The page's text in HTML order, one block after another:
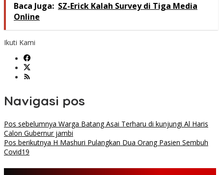
Baca Juga: SZ-Erick Kalah Survey di Tiga Media
Online
Ikuti Kami
Navigasi pos
Pos sebelumnya Warga Batang Asai Terharu di kunjungi Al Haris
Calon Gubernur jambi
Pos berikutnya H Mashuri Pulangkan Dua Orang Pasien Sembuh
Covid19